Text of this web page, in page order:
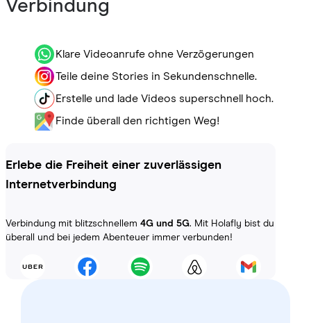
Verbindung
Klare Videoanrufe ohne Verzögerungen
Teile deine Stories in Sekundenschnelle.
Erstelle und lade Videos superschnell hoch.
Finde überall den richtigen Weg!
Erlebe die Freiheit einer zuverlässigen
Internetverbindung
Verbindung mit blitzschnellem 4G und 5G. Mit Holafly bist du
überall und bei jedem Abenteuer immer verbunden!